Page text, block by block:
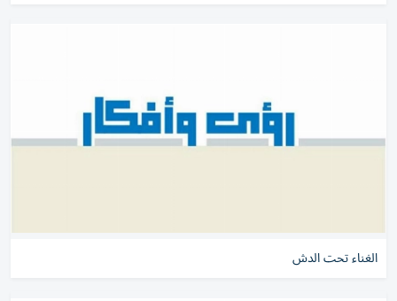
الغناء تحت الدش